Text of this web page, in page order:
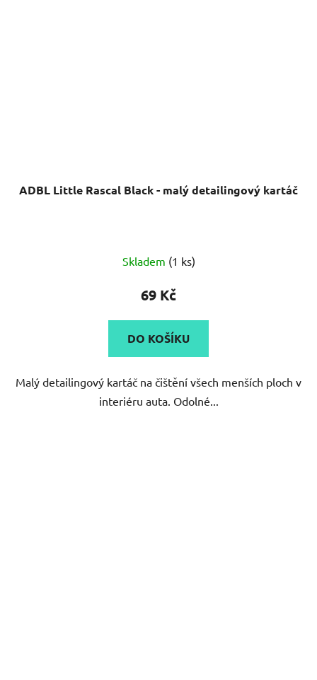
ADBL Little Rascal Black - malý detailingový kartáč
hodnocení
produktu
5,0
z
hvězdiček.
Skladem (1 ks)
69 Kč
DO KOŠÍKU
Malý detailingový kartáč na čištění všech menších ploch v
interiéru auta. Odolné...